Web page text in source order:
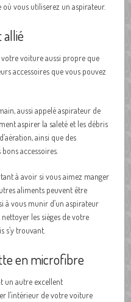
où vous utiliserez un aspirateur.
allié
voiture aussi propre que
accessoires que vous pouvez
aussi appelé aspirateur de
aspirer la saleté et les débris
ainsi que des
accessoires.
à avoir si vous aimez manger
aliments peuvent être
à vous munir d’un aspirateur
les sièges de votre
s’y trouvant.
en microfibre
un autre excellent
l’intérieur de votre voiture